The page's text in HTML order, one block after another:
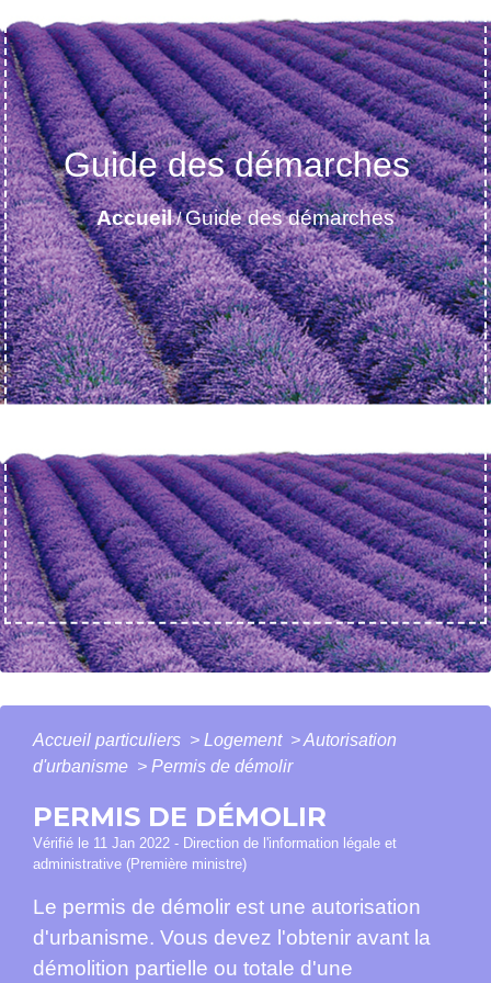
Guide des démarches
Accueil/Guide des démarches
Accueil particuliers > Logement >Autorisation
d'urbanisme > Permis de démolir
PERMIS DE DÉMOLIR
Vérifié le 11 Jan 2022 - Direction de l'information légale et
administrative (Première ministre)
Le permis de démolir est une autorisation
d'urbanisme. Vous devez l'obtenir avant la
démolition partielle ou totale d'une